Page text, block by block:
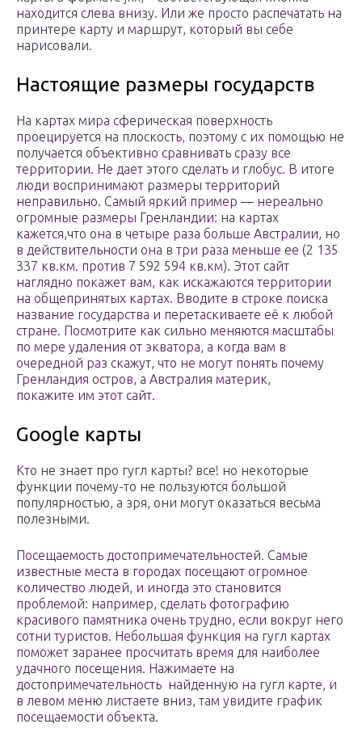
находится слева внизу. Или же просто распечатать на
принтере карту и маршрут, который вы себе
нарисовали.
Настоящие размеры государств
На картах мира сферическая поверхность
проецируется на плоскость, поэтому с их помощью не
получается объективно сравнивать сразу все
территории. Не дает этого сделать и глобус. В итоге
люди воспринимают размеры территорий
неправильно. Самый яркий пример — нереально
огромные размеры Гренландии: на картах
кажется,что она в четыре раза больше Австралии, но
в действительности она в три раза меньше ее (2 135
337 кв.км. против 7 592 594 кв.км). Этот сайт
наглядно покажет вам, как искажаются территории
на общепринятых картах. Вводите в строке поиска
название государства и перетаскиваете её к любой
стране. Посмотрите как сильно меняются масштабы
по мере удаления от экватора, а когда вам в
очередной раз скажут, что не могут понять почему
Гренландия остров, а Австралия материк,
покажите им этот сайт.
Google карты
Кто не знает про гугл карты? все! но некоторые
функции почему-то не пользуются большой
популярностью, а зря, они могут оказаться весьма
полезными.
Посещаемость достопримечательностей. Самые
известные места в городах посещают огромное
количество людей, и иногда это становится
проблемой: например, сделать фотографию
красивого памятника очень трудно, если вокруг него
сотни туристов. Небольшая функция на гугл картах
поможет заранее просчитать время для наиболее
удачного посещения. Нажимаете на
достопримечательность найденную на гугл карте, и
в левом меню листаете вниз, там увидите график
посещаемости объекта.